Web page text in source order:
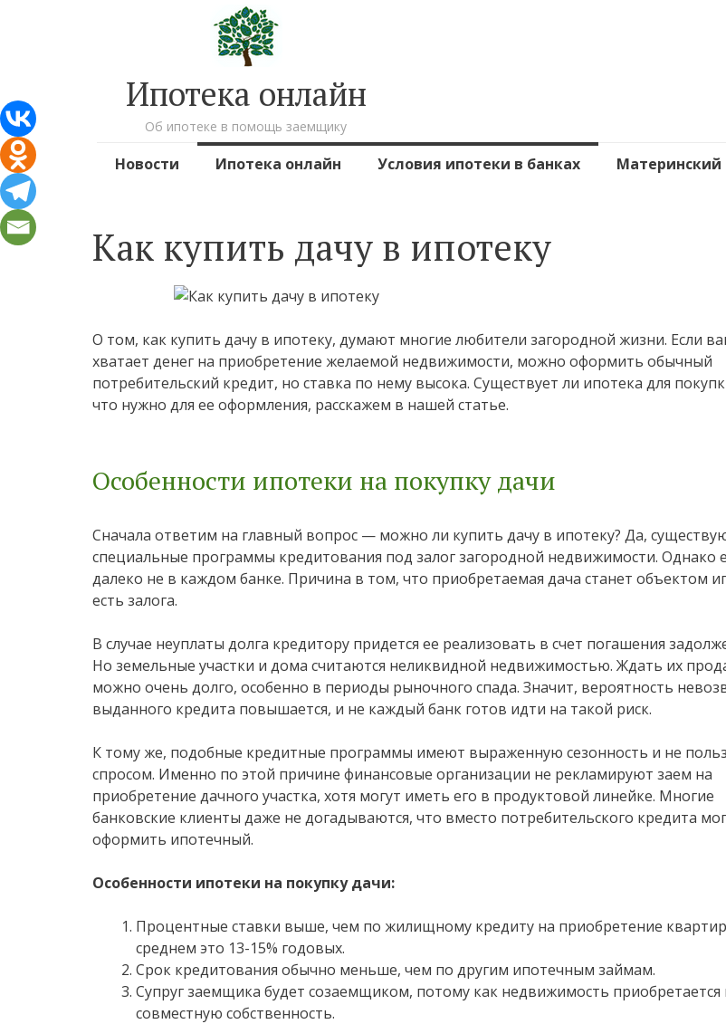
Ипотека онлайн
Об ипотеке в помощь заемщику
Перейти к содержимому
Новости Ипотека онлайн Условия ипотеки в банках Материнский
Как купить дачу в ипотеку
О том, как купить дачу в ипотеку, думают многие любители загородной жизни. Если
хватает денег на приобретение желаемой недвижимости, можно оформить обычный
потребительский кредит, но ставка по нему высока. Существует ли ипотека для
что нужно для ее оформления, расскажем в нашей статье.
Особенности ипотеки на покупку дачи
Сначала ответим на главный вопрос — можно ли купить дачу в ипотеку? Да,
специальные программы кредитования под залог загородной недвижимости. Однако
далеко не в каждом банке. Причина в том, что приобретаемая дача станет объектом
есть залога.
В случае неуплаты долга кредитору придется ее реализовать в счет погашения
Но земельные участки и дома считаются неликвидной недвижимостью. Ждать их
можно очень долго, особенно в периоды рыночного спада. Значит, вероятность
выданного кредита повышается, и не каждый банк готов идти на такой риск.
К тому же, подобные кредитные программы имеют выраженную сезонность и не
спросом. Именно по этой причине финансовые организации не рекламируют заем на
приобретение дачного участка, хотя могут иметь его в продуктовой линейке. Многие
банковские клиенты даже не догадываются, что вместо потребительского кредита
оформить ипотечный.
Особенности ипотеки на покупку дачи:
Процентные ставки выше, чем по жилищному кредиту на приобретение
среднем это 13-15% годовых.
Срок кредитования обычно меньше, чем по другим ипотечным займам.
Супруг заемщика будет созаемщиком, потому как недвижимость приобретается
совместную собственность.